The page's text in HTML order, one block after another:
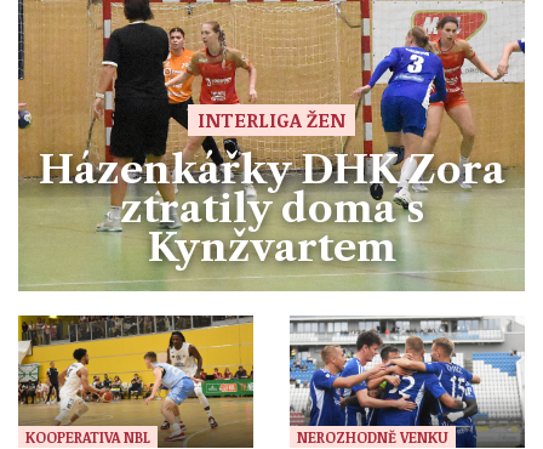
INTERLIGA ŽEN
Házenkářky DHK Zora
ztratily doma s
Kynžvartem
KOOPERATIVA NBL NEROZHODNĚ VENKU